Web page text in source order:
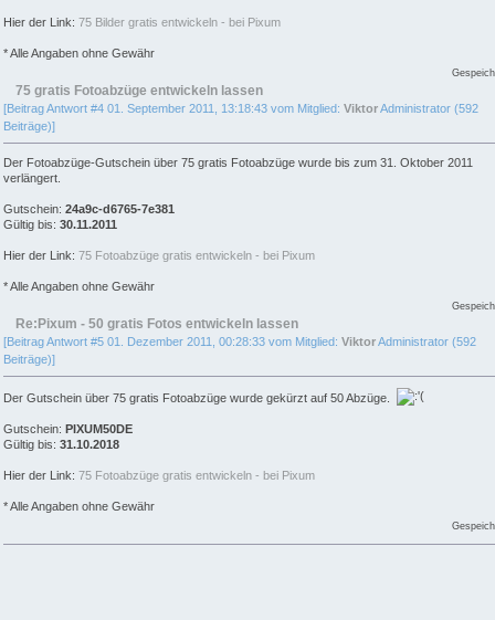
Hier der Link: 75 Bilder gratis entwickeln - bei Pixum
* Alle Angaben ohne Gewähr
75 gratis Fotoabzüge entwickeln lassen
[Beitrag Antwort #4 01. September 2011, 13:18:43 vom Mitglied: ViktorAdministrator (592
Beiträge)]
Der Fotoabzüge-Gutschein über 75 gratis Fotoabzüge wurde bis zum 31. Oktober 2011
verlängert.
Gutschein: 24a9c-d6765-7e381
Gültig bis: 30.11.2011
Hier der Link: 75 Fotoabzüge gratis entwickeln - bei Pixum
* Alle Angaben ohne Gewähr
Re:Pixum - 50 gratis Fotos entwickeln lassen
[Beitrag Antwort #5 01. Dezember 2011, 00:28:33 vom Mitglied: ViktorAdministrator (592
Beiträge)]
Der Gutschein über 75 gratis Fotoabzüge wurde gekürzt auf 50 Abzüge.
Gutschein: PIXUM50DE
Gültig bis: 31.10.2018
Hier der Link: 75 Fotoabzüge gratis entwickeln - bei Pixum
* Alle Angaben ohne Gewähr